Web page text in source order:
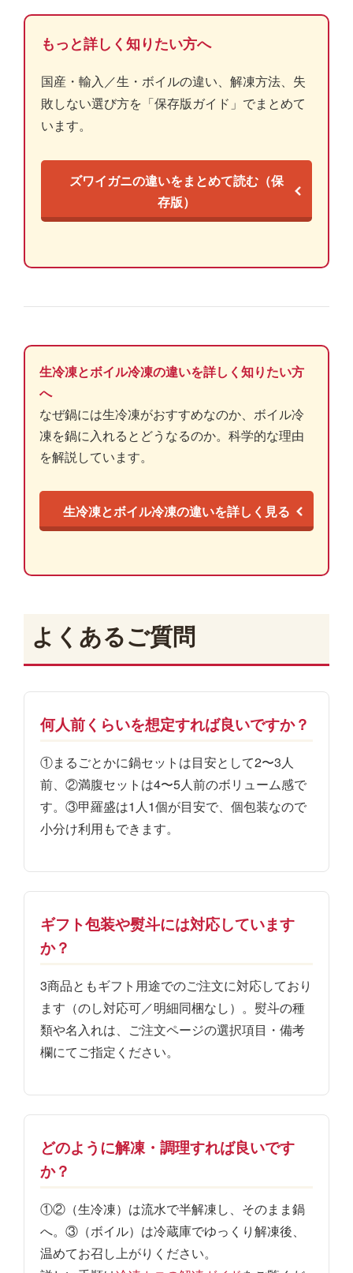
もっと詳しく知りたい方へ
国産・輸入／生・ボイルの違い、解凍方法、失
敗しない選び方を「保存版ガイド」でまとめて
います。
ズワイガニの違いをまとめて読む（保
存版）
生冷凍とボイル冷凍の違いを詳しく知りたい方
へ
なぜ鍋には生冷凍がおすすめなのか、ボイル冷
凍を鍋に入れるとどうなるのか。科学的な理由
を解説しています。
生冷凍とボイル冷凍の違いを詳しく見る
よくあるご質問
何人前くらいを想定すれば良いですか？
①まるごとかに鍋セットは目安として2〜3人
前、②満腹セットは4〜5人前のボリューム感で
す。③甲羅盛は1人1個が目安で、個包装なので
小分け利用もできます。
ギフト包装や熨斗には対応しています
か？
3商品ともギフト用途でのご注文に対応しており
ます（のし対応可／明細同梱なし）。熨斗の種
類や名入れは、ご注文ページの選択項目・備考
欄にてご指定ください。
どのように解凍・調理すれば良いです
か？
①②（生冷凍）は流水で半解凍し、そのまま鍋
へ。③（ボイル）は冷蔵庫でゆっくり解凍後、
温めてお召し上がりください。